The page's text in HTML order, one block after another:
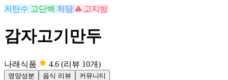
저탄수 고단백 저당 고지방
감자고기만두
나래식품 4.6 (리뷰 10개)
영양성분 음식 리뷰 커뮤니티